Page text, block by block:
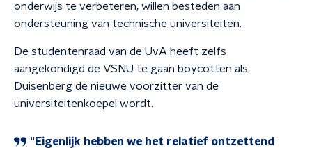
onderwijs te verbeteren, willen besteden aan
ondersteuning van technische universiteiten.
De studentenraad van de UvA heeft zelfs
aangekondigd de VSNU te gaan boycotten als
Duisenberg de nieuwe voorzitter van de
universiteitenkoepel wordt.
“Eigenlijk hebben we het relatief ontzettend